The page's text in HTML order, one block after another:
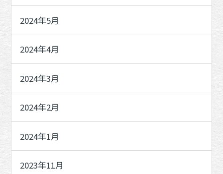
2024年5月
2024年4月
2024年3月
2024年2月
2024年1月
2023年11月